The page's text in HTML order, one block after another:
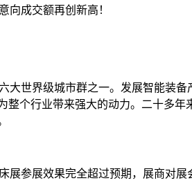
向成交额再创新高！
世界级城市群之一。发展智能装
个行业带来强大的动力。二十多
参展效果完全超过预期，展商对